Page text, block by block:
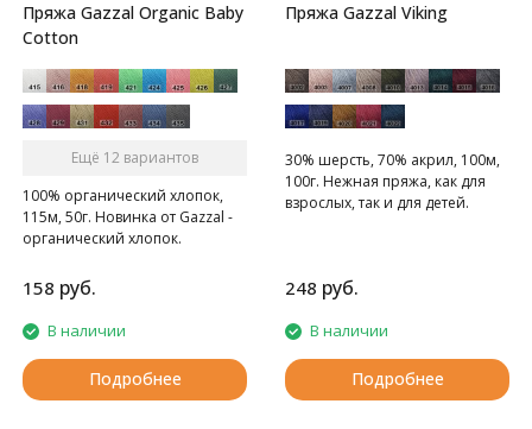
Пряжа Gazzal Organic Baby
Cotton
Ещё 12 вариантов
100% органический хлопок,
115м, 50г. Новинка от Gazzal -
органический хлопок.
158 руб.
В наличии
Подробнее
Пряжа Gazzal Viking
30% шерсть, 70% акрил, 100м,
100г. Нежная пряжа, как для
взрослых, так и для детей.
248 руб.
В наличии
Подробнее